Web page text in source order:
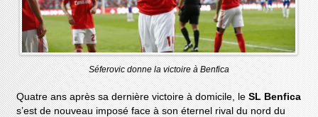
Séferovic donne la victoire à Benfica
Quatre ans après sa dernière victoire à domicile, leSL Benfica
s’est de nouveau imposé face à son éternel rival du nord du